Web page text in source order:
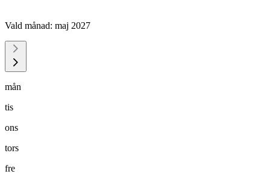
Vald månad: maj 2027
mån
tis
ons
tors
fre